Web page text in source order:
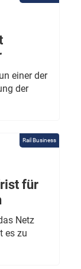
einer der
der
Rail Business
für
Netz
es zu